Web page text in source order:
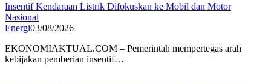
Insentif Kendaraan Listrik Difokuskan ke Mobil dan Motor
Nasional
Energi03/08/2026
EKONOMIAKTUAL.COM – Pemerintah mempertegas arah
kebijakan pemberian insentif…